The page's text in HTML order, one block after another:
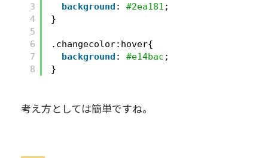
3
4
5
6
7
8
background : #2ea181 ;
}
.changecolor:hover{
background : #e14bac ;
}
考え方としては簡単ですね。